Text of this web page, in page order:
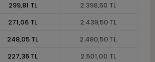
299,81 TL
2.398,50 TL
271,06 TL
2.439,50 TL
248,05 TL
2.480,50 TL
227,36 TL
2.501,00 TL